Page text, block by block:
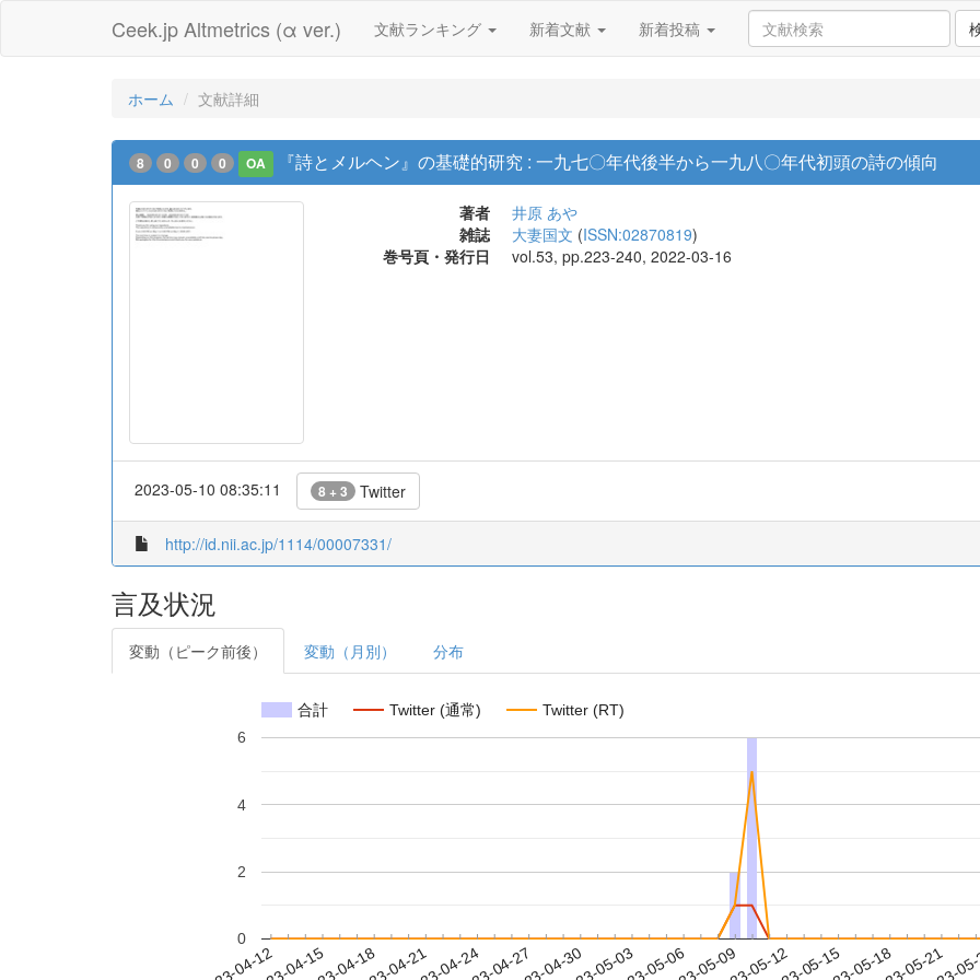
Ceek.jp Altmetrics (α ver.) 文献ランキング 新着文献 新着投稿
ホーム 文献詳細
8 0 0 0 OA 『詩とメルヘン』の基礎的研究 : 一九七〇年代後半から一九八〇年代初頭の詩の傾向
著者
井原 あや
雑誌
大妻国文 (ISSN:02870819)
巻号頁・発行日
vol.53, pp.223-240, 2022-03-16
2023-05-10 08:35:11 8 + 3 Twitter
http://id.nii.ac.jp/1114/00007331/
言及状況
変動（ピーク前後） 変動（月別） 分布
合計 Twitter (通常) Twitter (RT)
0
2
4
6